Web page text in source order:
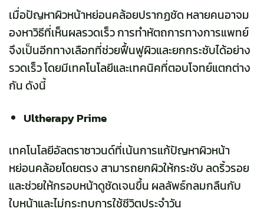
เมื่อปัญหาผิวหน้าหย่อนคล้อยปรากฏชัด หลายคนอาจม
องหาวิธีที่เห็นผลรวดเร็ว การทำหัตถการทางการแพทย์
จึงเป็นอีกทางเลือกที่ช่วยฟื้นฟูผิวและยกกระชับได้อย่าง
รวดเร็ว โดยมีเทคโนโลยีและเทคนิคที่ตอบโจทย์แตกต่าง
กัน ดังนี้
Ultherapy Prime
เทคโนโลยีอัลตราซาวนด์ที่เน้นการแก้ปัญหาผิวหน้า
หย่อนคล้อยโดยตรง สามารถยกผิวให้กระชับ ลดริ้วรอย
และช่วยให้กรอบหน้าดูชัดเจนขึ้น ผลลัพธ์กลมกลืนกับ
ใบหน้าและไม่กระทบการใช้ชีวิตประจำวัน